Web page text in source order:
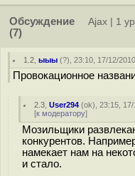
Обсуждение
(7)
Ajax 1
1.2 ,ыыы (?), 23:10, 17/12/
Провокационное
2.3 ,User294 (ok), 23:15,
[к модератору]
Мозильщики
конкурентов.
намекает нам на
и стало.